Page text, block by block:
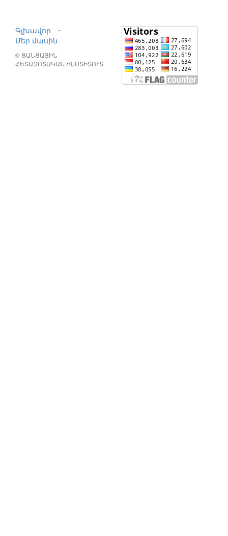
Գլխավոր
⋅
Մեր մասին
© ՑԱՆՑԱՅԻՆ
ՀԵՏԱԶՈՏԱԿԱՆ ԻՆՍՏԻՏՈՒՏ